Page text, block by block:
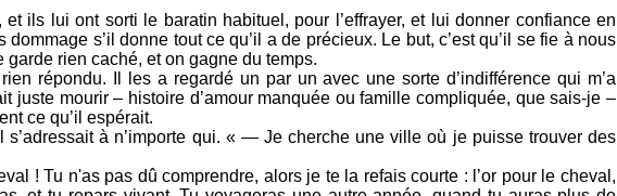
ils lui ont sorti le baratin habituel, pour l’effrayer, et lui donner confiance en
s’il donne tout ce qu’il a de précieux. Le but, c’est qu’il se fie à nous
rien caché, et on gagne du temps.
répondu. Il les a regardé un par un avec une sorte d’indifférence qui m’a
juste mourir – histoire d’amour manquée ou famille compliquée, que sais-je –
ce qu’il espérait.
à n’importe qui. « — Je cherche une ville où je puisse trouver des
! Tu n'as pas dû comprendre, alors je te la refais courte : l’or pour le cheval,